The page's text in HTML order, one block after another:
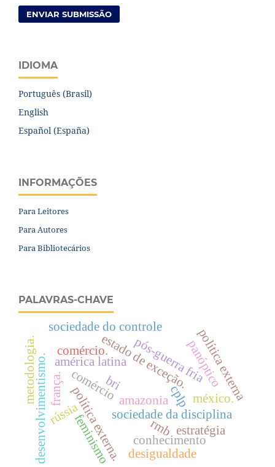
ENVIAR SUBMISSÃO
IDIOMA
Português (Brasil)
English
Español (España)
INFORMAÇÕES
Para Leitores
Para Autores
Para Bibliotecários
PALAVRAS-CHAVE
cplp
sociedade da disciplina
rmb
comércio
política externa.
pós-guerra fria
rússia
desenvolvimentismo. estado de exceção.
sociedade do controle
bri panóptico
méxico.
américa latina
feminismo
política externa
metodologia.
conhecimento
desigualdade
amazonia
frança.
estratégia
comércio.